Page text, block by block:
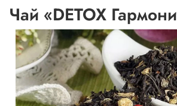
Чай «DETOX